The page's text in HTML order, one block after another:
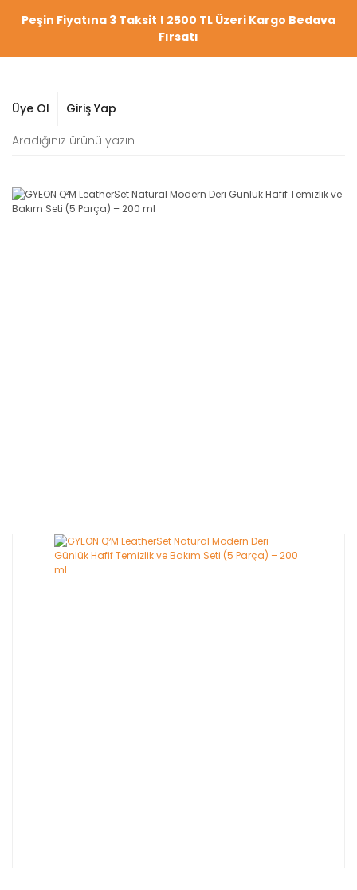
Peşin Fiyatına 3 Taksit ! 2500 TL Üzeri Kargo Bedava
Fırsatı
Üye Ol Giriş Yap